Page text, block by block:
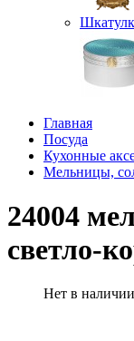
Главная
Посуда
Кухонные
Мельницы,
24004
светло-
Нет в наличии